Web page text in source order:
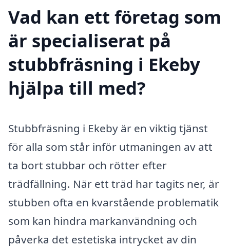
Vad kan ett företag som
är specialiserat på
stubbfräsning i Ekeby
hjälpa till med?
Stubbfräsning i Ekeby är en viktig tjänst
för alla som står inför utmaningen av att
ta bort stubbar och rötter efter
trädfällning. När ett träd har tagits ner, är
stubben ofta en kvarstående problematik
som kan hindra markanvändning och
påverka det estetiska intrycket av din